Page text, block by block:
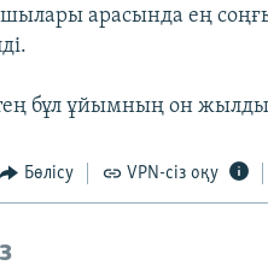
арасында ең
бұл ұйымның он
Бөлісу VPN-сіз оқу